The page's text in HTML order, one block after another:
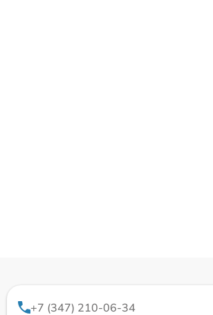
+7 (347) 210-06-34